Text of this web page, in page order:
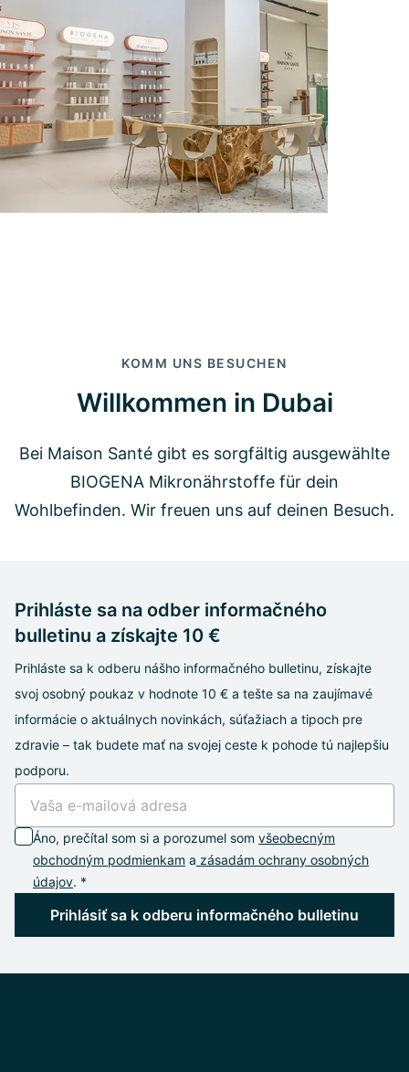
KOMM UNS BESUCHEN
Willkommen in Dubai
Bei Maison Santé gibt es sorgfältig ausgewählte
BIOGENA Mikronährstoffe für dein
Wohlbefinden. Wir freuen uns auf deinen Besuch.
Prihláste sa na odber informačného
bulletinu a získajte 10 €
Prihláste sa k odberu nášho informačného bulletinu, získajte
svoj osobný poukaz v hodnote 10 € a tešte sa na zaujímavé
informácie o aktuálnych novinkách, súťažiach a tipoch pre
zdravie – tak budete mať na svojej ceste k pohode tú najlepšiu
podporu.
Áno, prečítal som si a porozumel som všeobecným
obchodným podmienkam a zásadám ochrany osobných
údajov. *
Prihlásiť sa k odberu informačného bulletinu